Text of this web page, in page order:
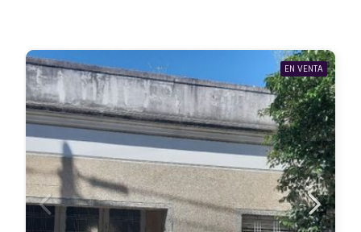
EN VENTA